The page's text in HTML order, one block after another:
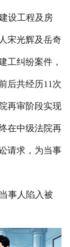
专题
活动
我们
设工程及房
宋光辉及岳奇
工纠纷案件，
后共经历11次
再审阶段实现
在中级法院再
请求，为当事
事人陷入被